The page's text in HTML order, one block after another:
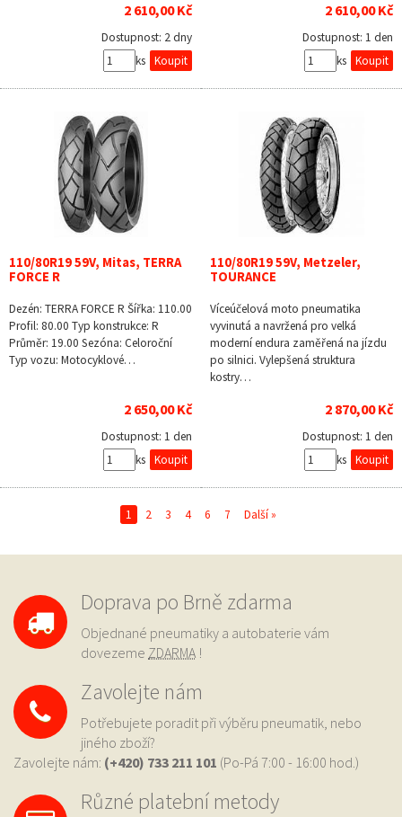
2 610,00 Kč
Dostupnost: 2 dny
ks
2 610,00 Kč
Dostupnost: 1 den
ks
110/80R19 59V, Mitas, TERRA
FORCE R
Dezén: TERRA FORCE R Šířka: 110.00
Profil: 80.00 Typ konstrukce: R
Průměr: 19.00 Sezóna: Celoroční
Typ vozu: Motocyklové…
2 650,00 Kč
Dostupnost: 1 den
ks
110/80R19 59V, Metzeler,
TOURANCE
Víceúčelová moto pneumatika
vyvinutá a navržená pro velká
moderní endura zaměřená na jízdu
po silnici. Vylepšená struktura
kostry…
2 870,00 Kč
Dostupnost: 1 den
ks
1 2 3 4 6 7 Další »
Doprava po Brně zdarma
Objednané pneumatiky a autobaterie vám
dovezeme ZDARMA !
Zavolejte nám
Potřebujete poradit při výběru pneumatik, nebo
jiného zboží?
Zavolejte nám: (+420) 733 211 101 (Po-Pá 7:00 - 16:00 hod.)
Různé platební metody